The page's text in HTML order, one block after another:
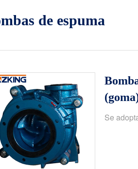
de espuma
Se